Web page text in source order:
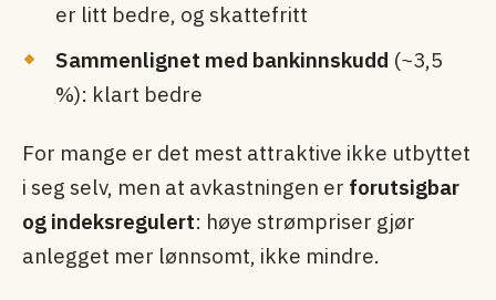
er litt bedre, og skattefritt
Sammenlignet med bankinnskudd (~3,5
%): klart bedre
For mange er det mest attraktive ikke utbyttet
i seg selv, men at avkastningen er forutsigbar
og indeksregulert: høye strømpriser gjør
anlegget mer lønnsomt, ikke mindre.